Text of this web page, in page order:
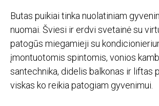
Butas puikiai tinka nuolatiniam
nuomai. Šviesi ir erdvi svetainė su
patogūs miegamieji su
įmontuotomis spintomis, vonios
santechnika, didelis balkonas ir liftas
viskas ko reikia patogiam gyvenimui.